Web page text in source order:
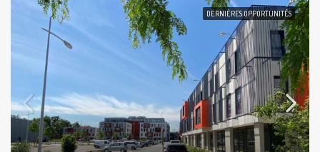
DERNIÈRES OPPORTUNITÉS